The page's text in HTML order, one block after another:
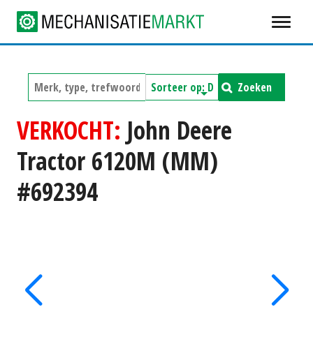
Zoeken
VERKOCHT: John Deere
Tractor 6120M (MM)
#692394